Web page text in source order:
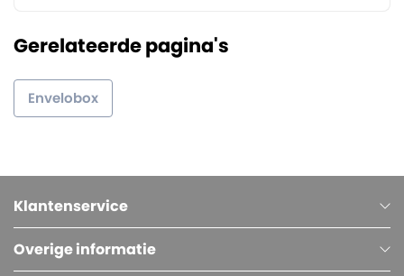
Gerelateerde pagina's
Envelobox
Klantenservice
Overige informatie